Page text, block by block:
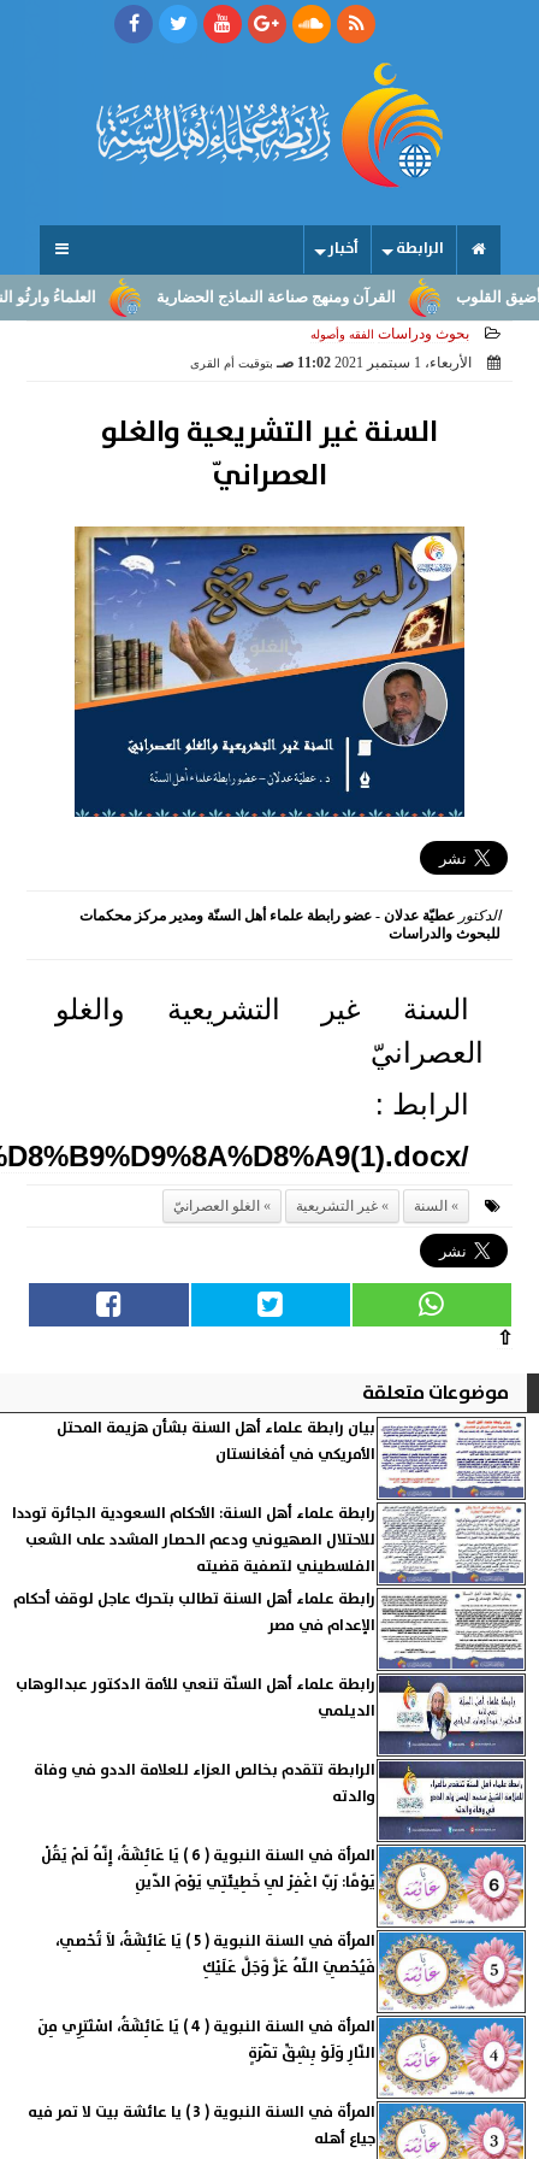
الرابطة أخبار
العلماءُ وارثُو القرآن ومنهج صناعة النماذج الحضارية
بحوث ودراسات الفقه وأصوله
الأربعاء، 1 سبتمبر 2021 11:02 صـ بتوقيت أم القرى
السنة غير التشريعية والغلو
العصرانيّ
الدكتورعطيّة عدلان - عضو رابطة علماء أهل السنّة ومدير مركز محكمات
للبحوث والدراسات
السنة غير التشريعية والغلو
العصرانيّ
الرابط :
/upload/library/U/2/img/files/%D8%A7%D9%84%D8%B3%D9%86%D8%A9_%D8%BA%D9%8A%D8%B1_%D8%A7%D9%84%D8%AA%D8%B4%D8%B1%D9%8A%D8%B9%D9%8A%D8%A9(1).docx
السنة غير التشريعية الغلو العصرانيّ
⇧
موضوعات متعلقة
بيان رابطة علماء أهل السنة بشأن هزيمة المحتل
الأمريكي في أفغانستان
رابطة علماء أهل السنة: الأحكام السعودية الجائرة توددا
للاحتلال الصهيوني ودعم الحصار المشدد على الشعب
الفلسطيني لتصفية قضيته
رابطة علماء أهل السنة تطالب بتحرك عاجل لوقف أحكام
الإعدام في مصر
رابطة علماء أهل السنّة تنعي للأمة الدكتور عبدالوهاب
الديلمي
الرابطة تتقدم بخالص العزاء للعلامة الددو في وفاة
والدته
المرأة في السنة النبوية ( 6 ) يَا عَائِشَةُ، إِنّهُ لَمْ يَقُلْ
يَوْمًا: رَبّ اغْفِرْ لِي خَطِيئَتِي يَوْمَ الدّينِ
المرأة في السنة النبوية ( 5 ) يَا عَائِشَةُ، لاَ تُحْصِي،
فَيُحْصِيَ اللّهُ عَزَّ وَجَلَّ عَلَيْكِ
المرأة في السنة النبوية ( 4 ) يَا عَائِشَةُ، ‌اسْتَتِرِي ‌مِنَ
‌النّارِ وَلَوْ بِشِقِّ تَمْرَةٍ
المرأة في السنة النبوية ( 3 ) يا عائشة بيت لا تمر فيه
جياع أهله